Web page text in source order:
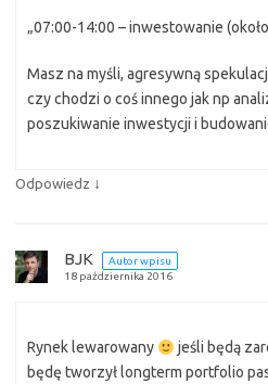
„07:00-14:00 – inwestowanie
Masz na myśli, agresywną
czy chodzi o coś innego jak np
poszukiwanie inwestycji i
Odpowiedz ↓
BJK
Autor wpisu
18 października 2016
Rynek lewarowany
jeśli będą
będę tworzył longterm portfolio